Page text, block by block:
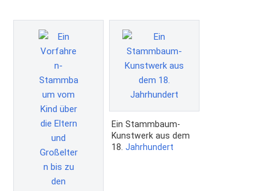
Ein Stammbaum-
Kunstwerk aus dem
18. Jahrhundert